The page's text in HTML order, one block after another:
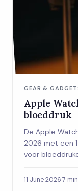
GEAR &
Apple
bloeddruk
De Apple
2026 met een
voor
11 June 2026·7 min